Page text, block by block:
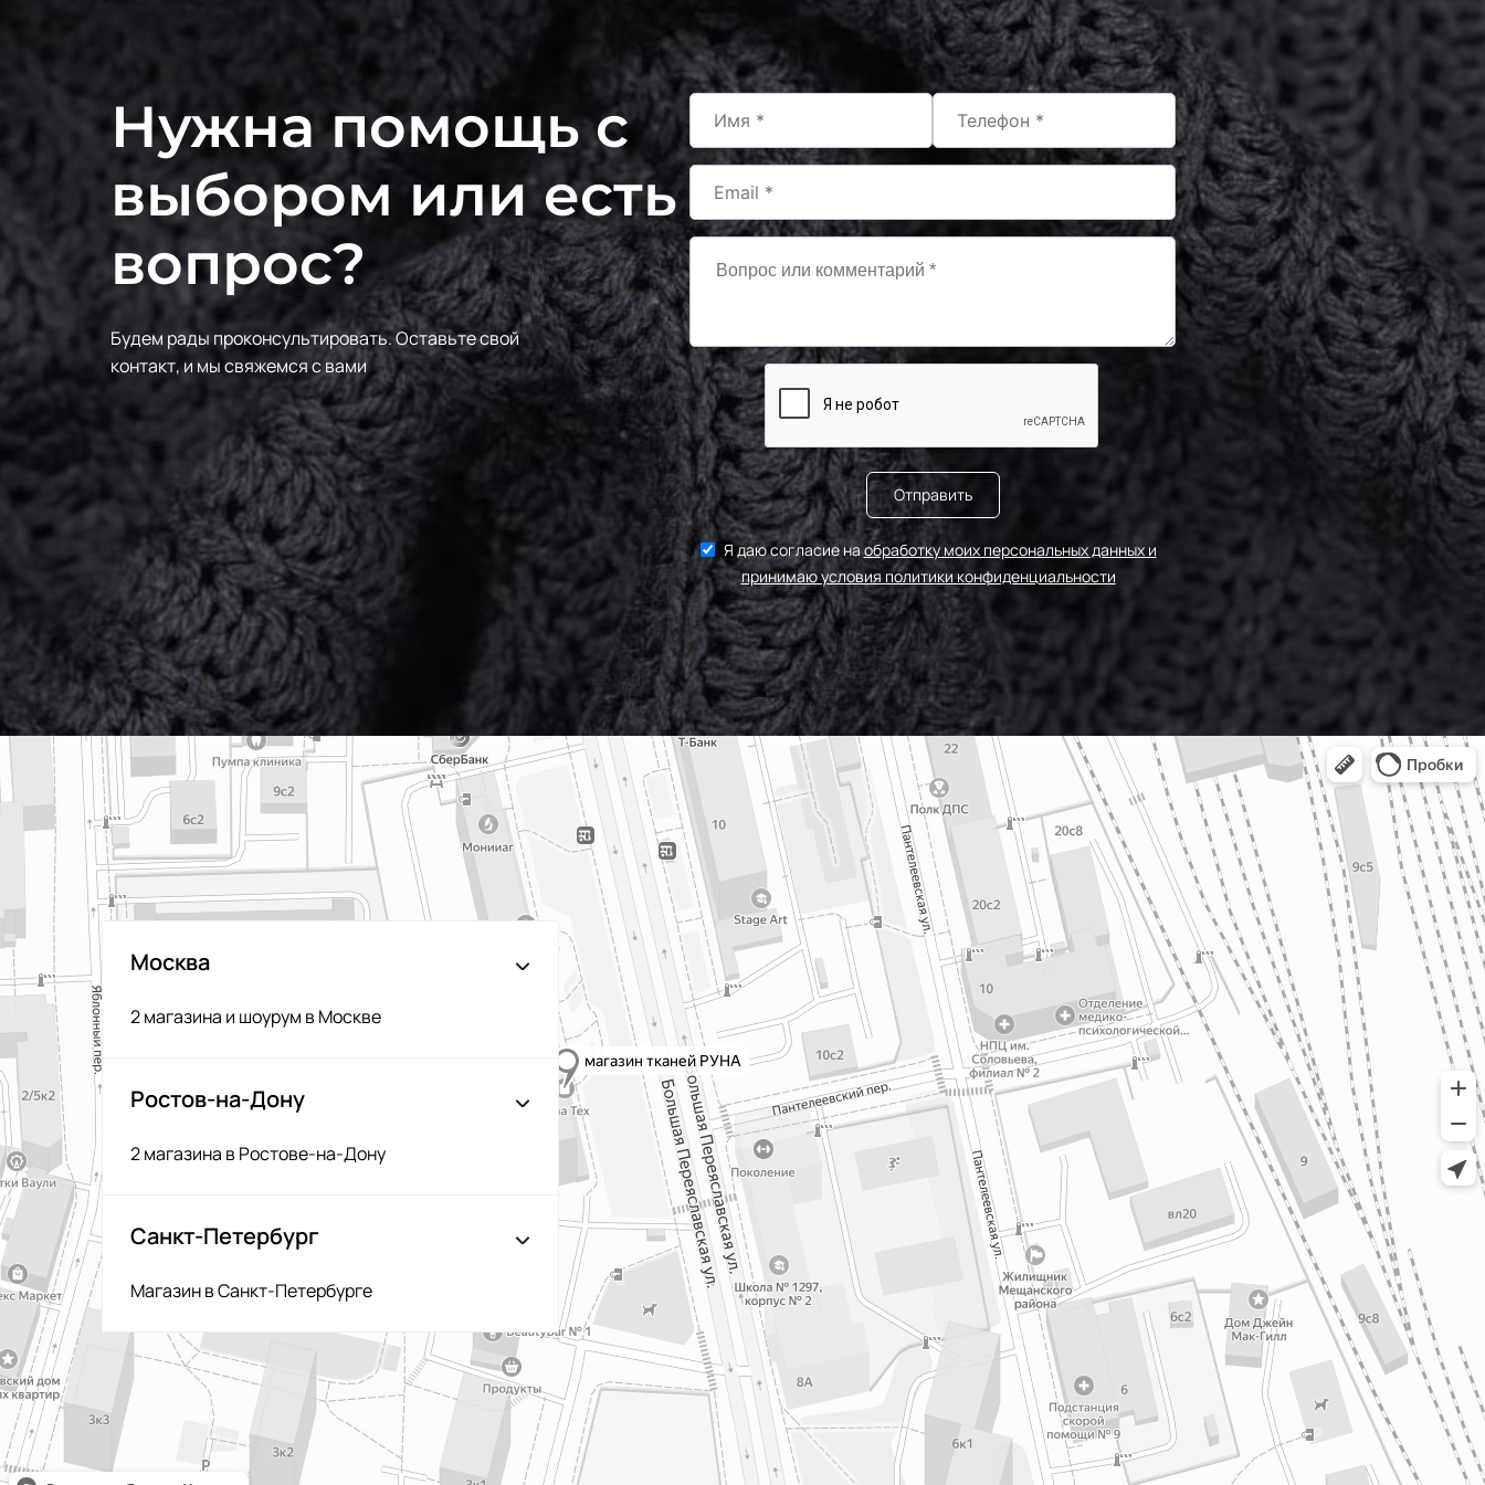
Нужна помощь с
выбором или есть
вопрос?
Будем рады проконсультировать.Оставьте свой
контакт, и мы свяжемся с вами
Отправить
Я даю согласие наобработку моих персональных данных и
принимаю условия политики конфиденциальности
Москва
2 магазина и шоурум в Москве
Ростов-на-Дону
2 магазина в Ростове-на-Дону
Санкт-Петербург
Магазин в Санкт-Петербурге